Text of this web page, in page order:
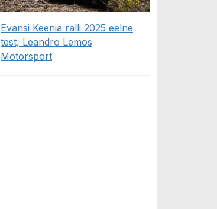
Evansi Keenia ralli 2025 eelne
test, Leandro Lemos
Motorsport